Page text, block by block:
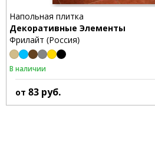
Напольная плитка
Декоративные Элементы
Фрилайт (Россия)
В наличии
от 83 руб.